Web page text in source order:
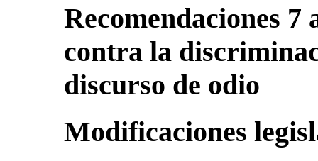
Recomendaciones 7
contra la
discurso de odio
Modificaciones